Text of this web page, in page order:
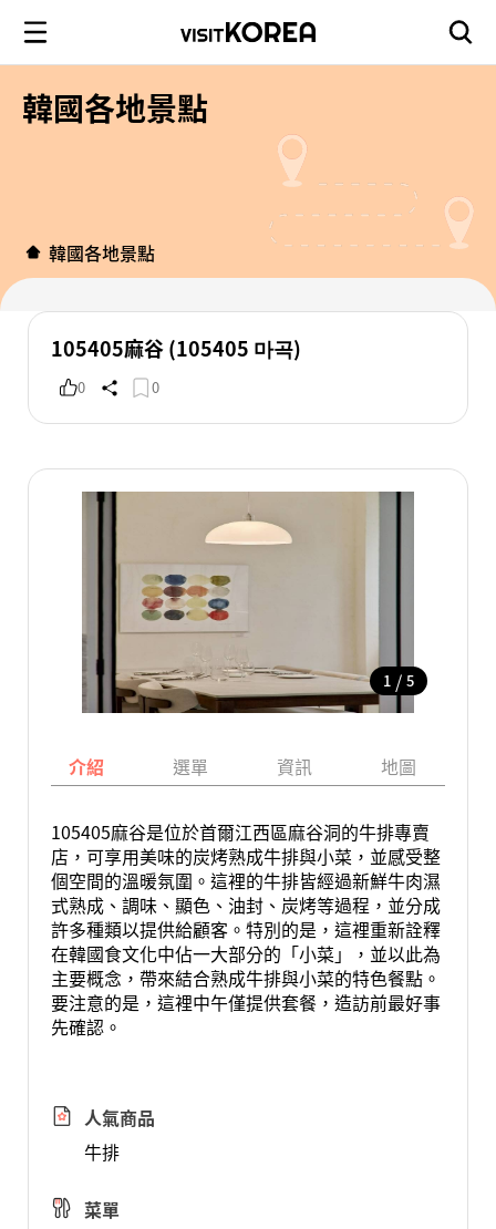
韓國各地景點
韓國各地景點
105405麻谷 (105405 마곡)
0 0
1 / 5
介紹 選單 資訊 地圖
105405麻谷是位於首爾江西區麻谷洞的牛排專賣
店，可享用美味的炭烤熟成牛排與小菜，並感受整
個空間的溫暖氛圍。這裡的牛排皆經過新鮮牛肉濕
式熟成、調味、顯色、油封、炭烤等過程，並分成
許多種類以提供給顧客。特別的是，這裡重新詮釋
在韓國食文化中佔一大部分的「小菜」，並以此為
主要概念，帶來結合熟成牛排與小菜的特色餐點。
要注意的是，這裡中午僅提供套餐，造訪前最好事
先確認。
人氣商品
牛排
菜單